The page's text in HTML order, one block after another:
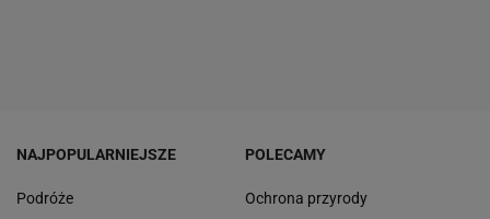
NAJPOPULARNIEJSZE
Podróże
POLECAMY
Ochrona przyrody